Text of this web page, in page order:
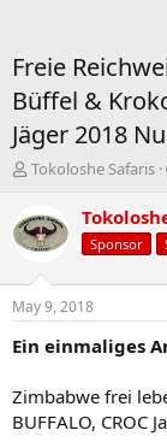
Freie
Büffel &
Jäger 2018
T
r
e
a
d
t
a
e
r
Tokoloshe Safaris
Sponsor
May 9, 2018
Ein einmaliges
Zimbabwe frei
BUFFALO, CROC